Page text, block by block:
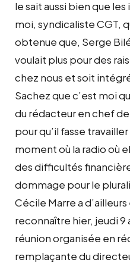
le sait aussi bien que
moi, syndicaliste CGT,
obtenue que, Serge
voulait plus pour des
chez nous et soit
Sachez que c’est moi
du rédacteur en chef
pour qu’il fasse
moment où la radio où
des difficultés
dommage pour le
Cécile Marre a
reconnaître hier, jeudi 9
réunion organisée en
remplaçante du